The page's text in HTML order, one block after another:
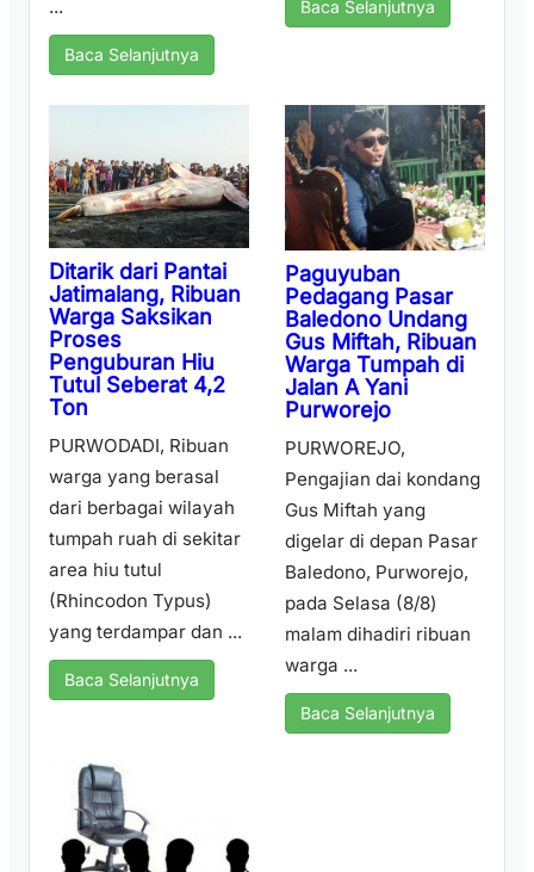
...
Baca Selanjutnya
Baca Selanjutnya
Ditarik dari Pantai
Jatimalang, Ribuan
Warga Saksikan
Proses
Penguburan Hiu
Tutul Seberat 4,2
Ton
PURWODADI, Ribuan
warga yang berasal
dari berbagai wilayah
tumpah ruah di sekitar
area hiu tutul
(Rhincodon Typus)
yang terdampar dan ...
Baca Selanjutnya
Paguyuban
Pedagang Pasar
Baledono Undang
Gus Miftah, Ribuan
Warga Tumpah di
Jalan A Yani
Purworejo
PURWOREJO,
Pengajian dai kondang
Gus Miftah yang
digelar di depan Pasar
Baledono, Purworejo,
pada Selasa (8/8)
malam dihadiri ribuan
warga ...
Baca Selanjutnya